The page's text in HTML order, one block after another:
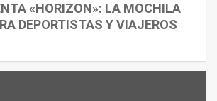
«HORIZON»: LA MOCHILA
DEPORTISTAS Y VIAJEROS